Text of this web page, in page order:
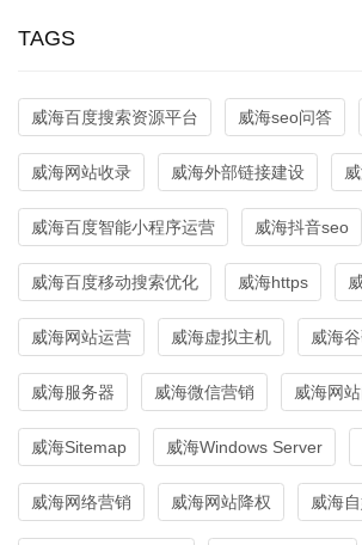
TAGS
威海百度搜索资源平台 威海seo问答
威海网站收录 威海外部链接建设
威海百度智能小程序运营 威海抖音seo
威海百度移动搜索优化 威海https
威海网站运营 威海虚拟主机 威海
威海服务器 威海微信营销 威海网
威海Sitemap 威海Windows Server
威海网络营销 威海网站降权 威海